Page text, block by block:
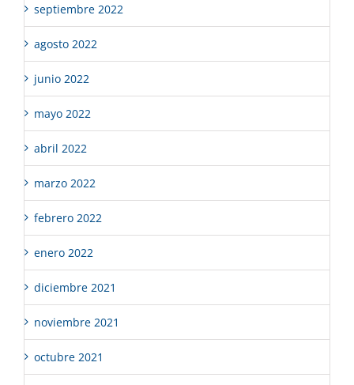
septiembre 2022
agosto 2022
junio 2022
mayo 2022
abril 2022
marzo 2022
febrero 2022
enero 2022
diciembre 2021
noviembre 2021
octubre 2021